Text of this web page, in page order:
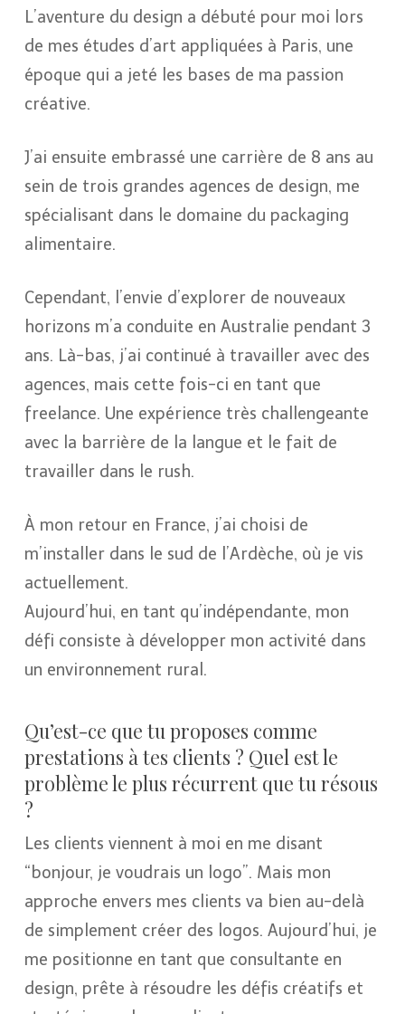
L’aventure du design a débuté pour moi lors
de mes études d’art appliquées à Paris, une
époque qui a jeté les bases de ma passion
créative.
J’ai ensuite embrassé une carrière de 8 ans au
sein de trois grandes agences de design, me
spécialisant dans le domaine du packaging
alimentaire.
Cependant, l’envie d’explorer de nouveaux
horizons m’a conduite en Australie pendant 3
ans. Là-bas, j’ai continué à travailler avec des
agences, mais cette fois-ci en tant que
freelance. Une expérience très challengeante
avec la barrière de la langue et le fait de
travailler dans le rush.
À mon retour en France, j’ai choisi de
m’installer dans le sud de l’Ardèche, où je vis
actuellement.
Aujourd’hui, en tant qu’indépendante, mon
défi consiste à développer mon activité dans
un environnement rural.
Qu’est-ce que tu proposes comme
prestations à tes clients ? Quel est le
problème le plus récurrent que tu résous
?
Les clients viennent à moi en me disant
“bonjour, je voudrais un logo”. Mais mon
approche envers mes clients va bien au-delà
de simplement créer des logos. Aujourd’hui, je
me positionne en tant que consultante en
design, prête à résoudre les défis créatifs et